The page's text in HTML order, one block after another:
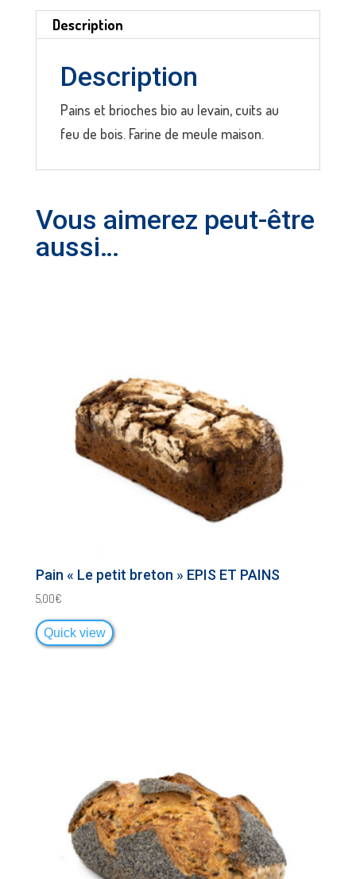
ET
PAINS
Description
Description
Pains et brioches bio au levain, cuits au
feu de bois. Farine de meule maison.
Vous aimerez peut-être
aussi…
Pain « Le petit breton » EPIS ET PAINS
5,00€
Quick view